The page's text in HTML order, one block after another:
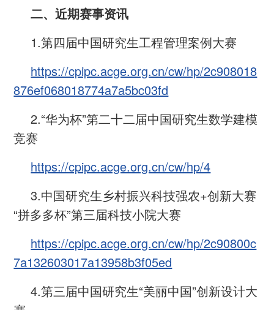
二、近期赛事资讯
1.第四届中国研究生工程管理案例大赛
https://cpipc.acge.org.cn/cw/hp/2c908018
876ef068018774a7a5bc03fd
2.“华为杯”第二十二届中国研究生数学建模
竞赛
https://cpipc.acge.org.cn/cw/hp/4
3.中国研究生乡村振兴科技强农+创新大赛
“拼多多杯”第三届科技小院大赛
https://cpipc.acge.org.cn/cw/hp/2c90800c
7a132603017a13958b3f05ed
4.第三届中国研究生“美丽中国”创新设计大